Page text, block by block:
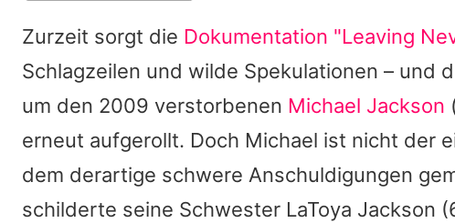
Zurzeit sorgt die Dokumentation "Leaving
Schlagzeilen und wilde Spekulationen – und
um den 2009 verstorbenen Michael Jackson
erneut aufgerollt. Doch Michael ist nicht der
dem derartige schwere Anschuldigungen
schilderte seine Schwester LaToya Jackson